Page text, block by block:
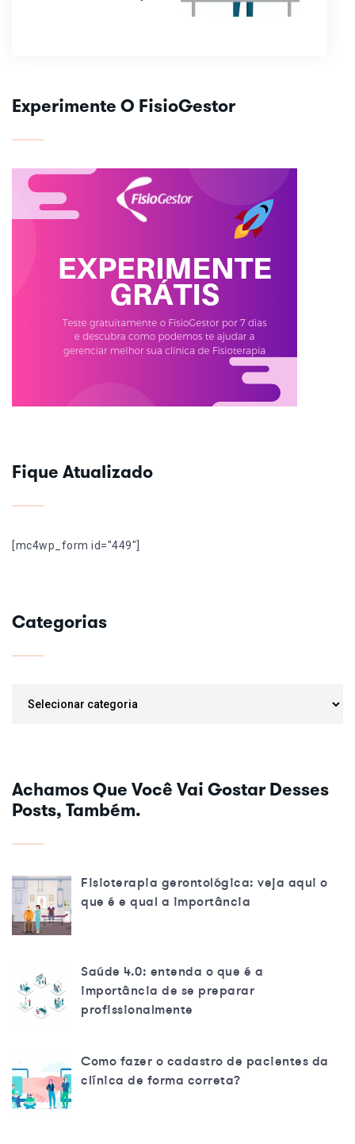
Experimente O FisioGestor
Fique Atualizado
[mc4wp_form id="449"]
Categorias
Achamos Que Você Vai Gostar Desses
Posts, Também.
Fisioterapia gerontológica: veja aqui o
que é e qual a importância
Saúde 4.0: entenda o que é a
importância de se preparar
profissionalmente
Como fazer o cadastro de pacientes da
clínica de forma correta?